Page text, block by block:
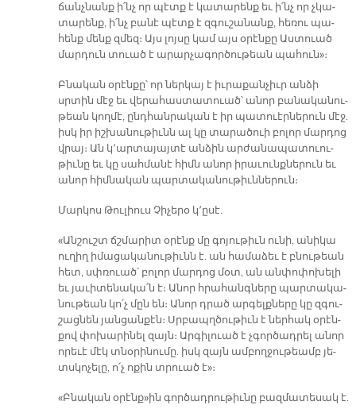
ճանչ­նանք ի՛նչ որ պէտք է կա­տա­րենք եւ ի՛նչ որ չկա­
տա­րենք, ի՛նչ բա­նէ պէտք է զգու­շա­նանք, հե­ռու պա­
հենք մենք զմեզ։ Այս լոյ­սը կամ այս օ­րէն­քը Աս­տուած
մար­դուն տուած է ա­րար­չա­գոր­ծու­թեան պա­հուն»։
Բ­նա­կան օ­րէն­քը՝ որ ներ­կայ է իւ­րա­քան­չիւր ան­ձի
սրտին մէջ եւ վե­րա­հաս­տա­տուած՝ ա­նոր բա­նա­կա­նու­
թեան կող­մէ, ընդ­հան­րա­կան է իր պա­տուէր­նե­րուն մէջ.
իսկ իր իշ­խա­նու­թիւնն ալ կը տա­րա­ծուի բո­լոր մար­դոց
վրայ։ Ան կ՚ար­տա­յայ­տէ ան­ձին ար­ժա­նա­պա­տուու­
թիւ­նը եւ կը սահ­մա­նէ հիմն ա­նոր ի­րա­ւունք­նե­րուն եւ
ա­նոր հիմ­նա­կան պար­տա­կա­նու­թիւն­նե­րուն։
Մար­կոս Թու­լիուս Չի­չե­րօ կ՚ը­սէ.
«Ան­շուշտ ճշմա­րիտ օ­րէնք մը գո­յու­թիւն ու­նի, ա­նի­կա
ու­ղիղ ի­մա­ցա­կա­նու­թիւնն է. ան հա­մա­ձեւ է բնու­թեան
հետ, սփռուած՝ բո­լոր մար­դոց մօտ, ան ան­փո­փո­խե­լի
եւ յա­ւի­տե­նա­կա՛ն է։ Ա­նոր հրա­հանգ­նե­րը պար­տա­կա­
նու­թեան կո՛չ մըն են։ Ա­նոր դրած արգելք­նե­րը կը զգու­
շաց­նեն յան­ցան­քէն։ Սրբապղծու­թիւն է ներ­հակ օ­րէն­
քով փո­խա­րի­նել զայն։ Ար­գի­լուած է չգոր­ծադ­րել ա­նոր
ո­րե­ւէ մէկ տնօ­րի­նու­մը. իսկ զայն ամ­բող­ջու­թեամբ յե­
տսկո­չե­լը, ո՛չ ո­քին տրուած է»։
«Բնա­կան օ­րէնք»ին գոր­ծադ­րու­թիւ­նը բազ­մա­տե­սակ է.